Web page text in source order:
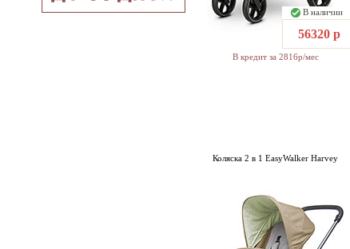
В наличии
56320 р
В кредит за 2816р/мес
Коляска 2 в 1 EasyWalker Harvey